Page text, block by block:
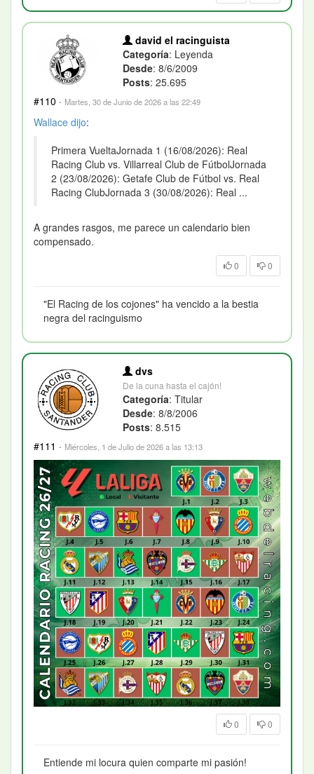
david el racinguista
Categoría: Leyenda
Desde: 8/6/2009
Posts: 25.695
#110 · Martes, 30 de Junio de 2026 a las 22:49
Wallace dijo:
Primera VueltaJornada 1 (16/08/2026): Real
Racing Club vs. Villarreal Club de FútbolJornada
2 (23/08/2026): Getafe Club de Fútbol vs. Real
Racing ClubJornada 3 (30/08/2026): Real ...
A grandes rasgos, me parece un calendario bien
compensado.
0 0
"El Racing de los cojones" ha vencido a la bestia
negra del racinguismo
dvs
De la cuna hasta el cajón!
Categoría: Titular
Desde: 8/8/2006
Posts: 8.515
#111 · Miércoles, 1 de Julio de 2026 a las 13:13
0 0
Entiende mi locura quien comparte mi pasión!